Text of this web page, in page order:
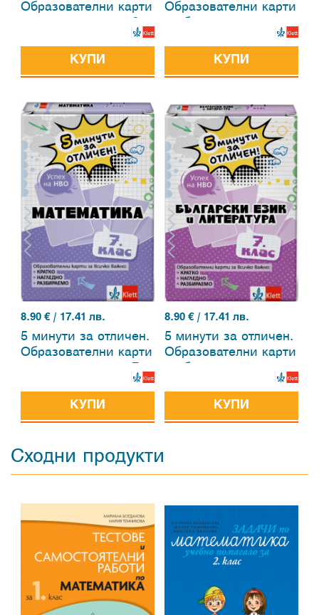
Образователни карти
КУПИ
Образователни карти
литература за 6. клас
КУПИ
8.90 € / 17.41 лв.
5 минути за отличен.
Образователни карти
КУПИ
8.90€ / 17.41 лв.
5 минути за отличен.
Образователни карти
литература за 7. клас
КУПИ
Сходни продукти